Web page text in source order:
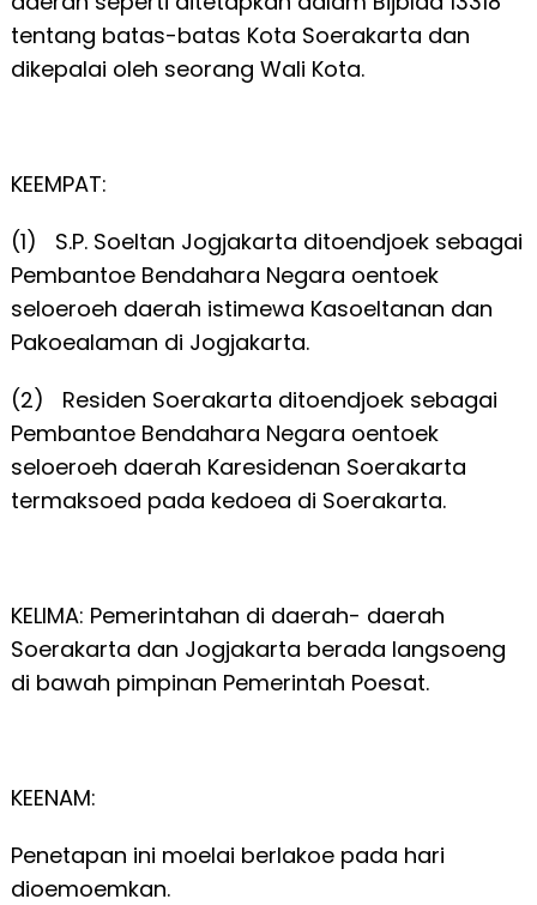
tentang batas-batas Kota Soerakarta dan
dikepalai oleh seorang Wali Kota.
KEEMPAT:
(1) S.P. Soeltan Jogjakarta ditoendjoek sebagai
Pembantoe Bendahara Negara oentoek
seloeroeh daerah istimewa Kasoeltanan dan
Pakoealaman di Jogjakarta.
(2) Residen Soerakarta ditoendjoek sebagai
Pembantoe Bendahara Negara oentoek
seloeroeh daerah Karesidenan Soerakarta
termaksoed pada kedoea di Soerakarta.
KELIMA: Pemerintahan di daerah- daerah
Soerakarta dan Jogjakarta berada langsoeng
di bawah pimpinan Pemerintah Poesat.
KEENAM:
Penetapan ini moelai berlakoe pada hari
dioemoemkan.